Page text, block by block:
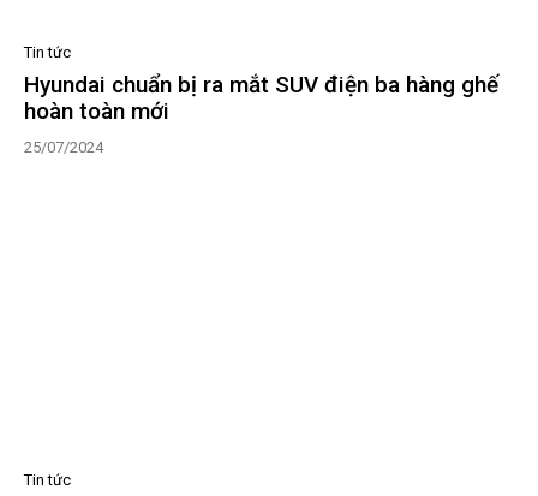
Tin tức
Hyundai chuẩn bị ra mắt SUV điện ba hàng ghế
hoàn toàn mới
25/07/2024
Tin tức